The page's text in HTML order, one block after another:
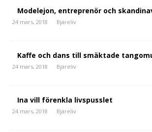
Modelejon, entreprenör och
24 mars, 2018 Bjäreliv
Kaffe och dans till smäktade
24 mars, 2018 Bjäreliv
Ina vill förenkla livspusslet
24 mars, 2018 Bjäreliv